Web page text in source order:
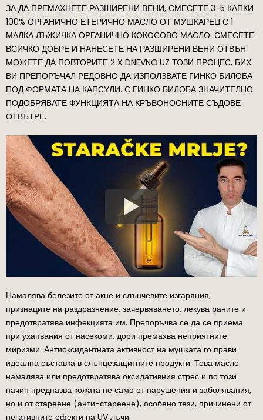
ЗА ДА ПРЕМАХНЕТЕ РАЗШИРЕНИ ВЕНИ, СМЕСЕТЕ 3-5 КАПКИ
100% ОРГАНИЧНО ЕТЕРИЧНО МАСЛО ОТ МУШКАРЕЦ С 1
МАЛКА ЛЪЖИЧКА ОРГАНИЧНО КОКОСОВО МАСЛО. СМЕСЕТЕ
ВСИЧКО ДОБРЕ И НАНЕСЕТЕ НА РАЗШИРЕНИ ВЕНИ ОТВЪН.
МОЖЕТЕ ДА ПОВТОРИТЕ 2 X DNEVNO.UZ ТОЗИ ПРОЦЕС, БИХ
ВИ ПРЕПОРЪЧАЛ РЕДОВНО ДА ИЗПОЛЗВАТЕ ГИНКО БИЛОБА
ПОД ФОРМАТА НА КАПСУЛИ. С ГИНКО БИЛОБА ЗНАЧИТЕЛНО
ПОДОБРЯВАТЕ ФУНКЦИЯТА НА КРЪВОНОСНИТЕ СЪДОВЕ
ОТВЪТРЕ.
Намалява белезите от акне и слънчевите изгаряния,
признаците на раздразнение, зачервяването, лекува раните и
предотвратява инфекцията им. Препоръчва се да се приема
при ухапвания от насекоми, дори премахва неприятните
миризми. Антиоксидантната активност на мушката го прави
идеална съставка в слънцезащитните продукти. Това масло
намалява или предотвратява оксидативния стрес и по този
начин предпазва кожата не само от нарушения и заболявания,
но и от стареене (анти-стареене), особено тези, причинени от
негативните ефекти на UV лъчи.